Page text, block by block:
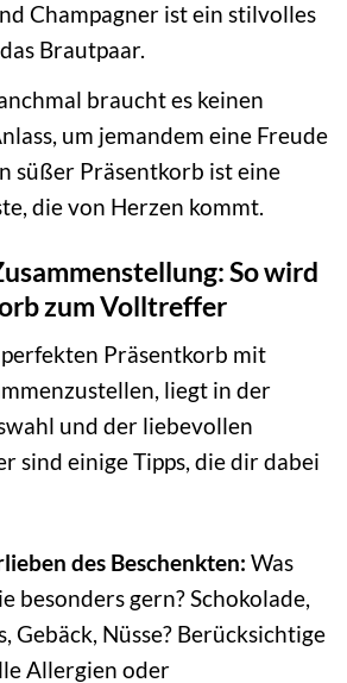
Champagner ist ein stilvolles
Brautpaar.
braucht es keinen
um jemandem eine Freude
süßer Präsentkorb ist eine
die von Herzen kommt.
So wird
zum Volltreffer
Präsentkorb mit
liegt in der
und der liebevollen
sind einige Tipps, die dir dabei
des Beschenkten: Was
besonders gern? Schokolade,
Gebäck, Nüsse? Berücksichtige
Allergien oder